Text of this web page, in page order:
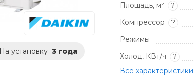
На установку 3 года
Площадь, м²
?
Компрессор
?
Режимы
Холод, КВт/ч
?
Все характеристики